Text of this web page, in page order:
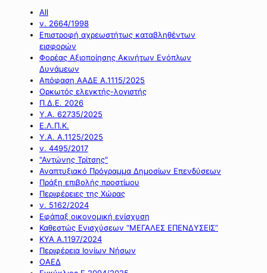
All
ν. 2664/1998
Επιστροφή αχρεωστήτως καταβληθέντων
εισφορών
Φορέας Αξιοποίησης Ακινήτων Ενόπλων
Δυνάμεων
Απόφαση ΑΑΔΕ Α.1115/2025
Ορκωτός ελεγκτής-λογιστής
Π.Δ.Ε. 2026
Υ.Α. 62735/2025
Ε.Λ.Π.Κ.
Υ.Α. Α.1125/2025
ν. 4495/2017
"Αντώνης Τρίτσης"
Αναπτυξιακό Πρόγραμμα Δημοσίων Επενδύσεων
Πράξη επιβολής προστίμου
Περιφέρειες της Χώρας
ν. 5162/2024
Εφάπαξ οικονομική ενίσχυση
Καθεστώς Ενισχύσεων “ΜΕΓΑΛΕΣ ΕΠΕΝΔΥΣΕΙΣ”
ΚΥΑ Α.1197/2024
Περιφέρεια Ιονίων Νήσων
ΟΑΕΔ